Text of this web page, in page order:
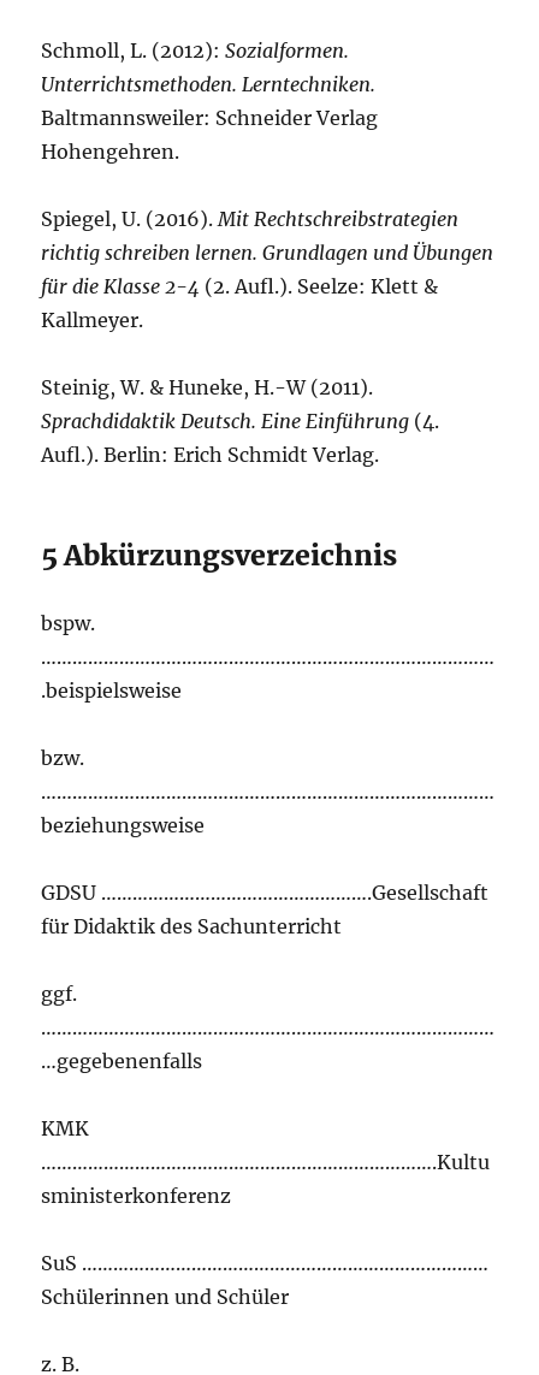
Schmoll, L. (2012):Sozialformen.
Unterrichtsmethoden. Lerntechniken.
Baltmannsweiler: Schneider Verlag
Hohengehren.
Spiegel, U. (2016).Mit Rechtschreibstrategien
richtig schreiben lernen. Grundlagen und Übungen
für die Klasse 2-4 (2. Aufl.). Seelze: Klett &
Kallmeyer.
Steinig, W. & Huneke, H.-W (2011).
Sprachdidaktik Deutsch. Eine Einführung (4.
Aufl.). Berlin: Erich Schmidt Verlag.
5 Abkürzungsverzeichnis
bspw.
……………………………………………………………………………
.beispielsweise
bzw.
……………………………………………………………………………
beziehungsweise
GDSU …………………………………………….Gesellschaft
für Didaktik des Sachunterricht
ggf.
……………………………………………………………………………
…gegebenenfalls
KMK
………………………………………………………………….Kultu
sministerkonferenz
SuS ……………………………………………………………………
Schülerinnen und Schüler
z. B.